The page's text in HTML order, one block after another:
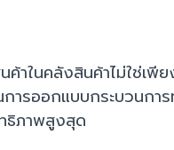
ค้าในคลังสินค้าไม่ใช่เพี
ารออกแบบกระบวนการ
ธิภาพสูงสุด